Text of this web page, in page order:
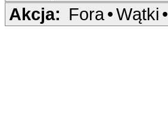
Akcja: Fora•Wątki •